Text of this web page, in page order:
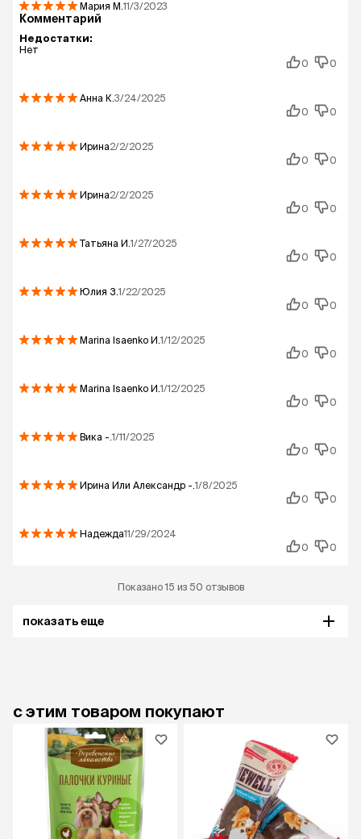
Мария М.11/3/2023
Комментарий
Недостатки:
Нет
0
0
Анна К. 3/24/2025
0
0
Ирина2/2/2025
0
0
Ирина2/2/2025
0
0
Татьяна И.1/27/2025
0
0
Юлия З.1/22/2025
0
0
Marina Isaenko И.1/12/2025
0
0
Marina Isaenko И.1/12/2025
0
0
Вика -.1/11/2025
0
0
Ирина Или Александр -.1/8/2025
0
0
Надежда11/29/2024
0
0
Показано 15 из 50 отзывов
показать еще
с этим товаром покупают